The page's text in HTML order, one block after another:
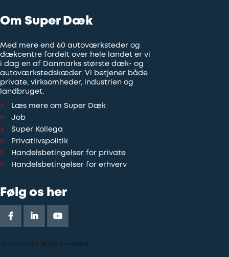
Om Super Dæk
Med mere end 60 autoværksteder og
dækcentre fordelt over hele landet er vi
i dag en af Danmarks største dæk- og
autoværkstedskæder. Vi betjener både
private, virksomheder, industrien og
landbruget.
Læs mere om Super Dæk
Job
Super Kollega
Privatlivspolitik
Handelsbetingelser for private
Handelsbetingelser for erhverv
Følg os her